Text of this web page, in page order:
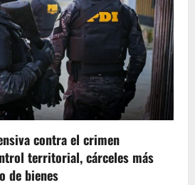
contra el crimen
territorial, cárceles más
de bienes